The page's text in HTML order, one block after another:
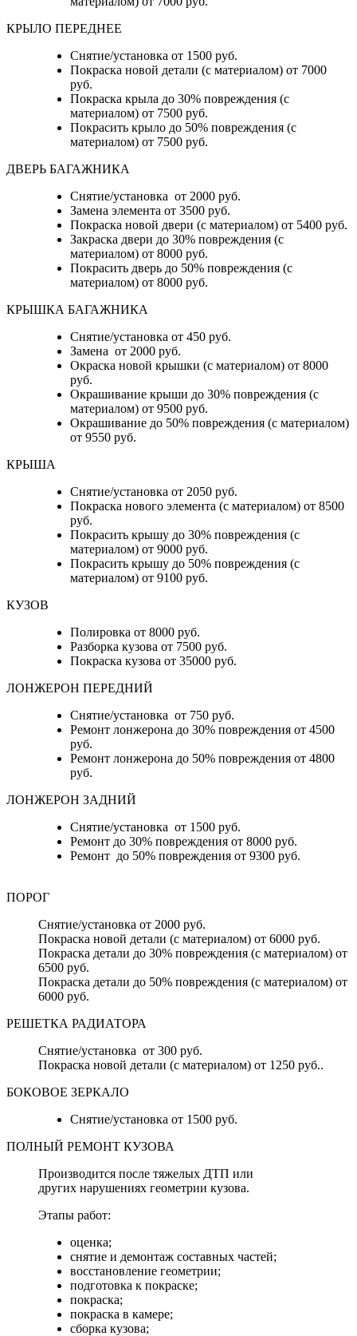
КРЫЛО ПЕРЕДНЕЕ
Снятие/установка от 1500 руб.
Покраска новой детали (с материалом) от 7000
руб.
Покраска крыла до 30% повреждения (с
материалом) от 7500 руб.
Покрасить крыло до 50% повреждения (с
материалом) от 7500 руб.
ДВЕРЬ БАГАЖНИКА
Снятие/установка от 2000 руб.
Замена элемента от 3500 руб.
Покраска новой двери (с материалом) от 5400 руб.
Закраска двери до 30% повреждения (с
материалом) от 8000 руб.
Покрасить дверь до 50% повреждения (с
материалом) от 8000 руб.
КРЫШКА БАГАЖНИКА
Снятие/установка от 450 руб.
Замена от 2000 руб.
Окраска новой крышки (с материалом) от 8000
руб.
Окрашивание крыши до 30% повреждения (с
материалом) от 9500 руб.
Окрашивание до 50% повреждения (с материалом)
от 9550 руб.
КРЫША
Снятие/установка от 2050 руб.
Покраска нового элемента (с материалом) от 8500
руб.
Покрасить крышу до 30% повреждения (с
материалом) от 9000 руб.
Покрасить крышу до 50% повреждения (с
материалом) от 9100 руб.
КУЗОВ
Полировка от 8000 руб.
Разборка кузова от 7500 руб.
Покраска кузова от 35000 руб.
ЛОНЖЕРОН ПЕРЕДНИЙ
Снятие/установка от 750 руб.
Ремонт лонжерона до 30% повреждения от 4500
руб.
Ремонт лонжерона до 50% повреждения от 4800
руб.
ЛОНЖЕРОН ЗАДНИЙ
Снятие/установка от 1500 руб.
Ремонт до 30% повреждения от 8000 руб.
Ремонт до 50% повреждения от 9300 руб.
ПОРОГ
Снятие/установка от 2000 руб.
Покраска новой детали (с материалом) от 6000 руб.
Покраска детали до 30% повреждения (с материалом) от
6500 руб.
Покраска детали до 50% повреждения (с материалом) от
6000 руб.
РЕШЕТКА РАДИАТОРА
Снятие/установка от 300 руб.
Покраска новой детали (с материалом) от 1250 руб..
БОКОВОЕ ЗЕРКАЛО
Снятие/установка от 1500 руб.
ПОЛНЫЙ РЕМОНТ КУЗОВА
Производится после тяжелых ДТП или
других нарушениях геометрии кузова.
Этапы работ:
оценка;
снятие и демонтаж составных частей;
восстановление геометрии;
подготовка к покраске;
покраска;
покраска в камере;
сборка кузова;